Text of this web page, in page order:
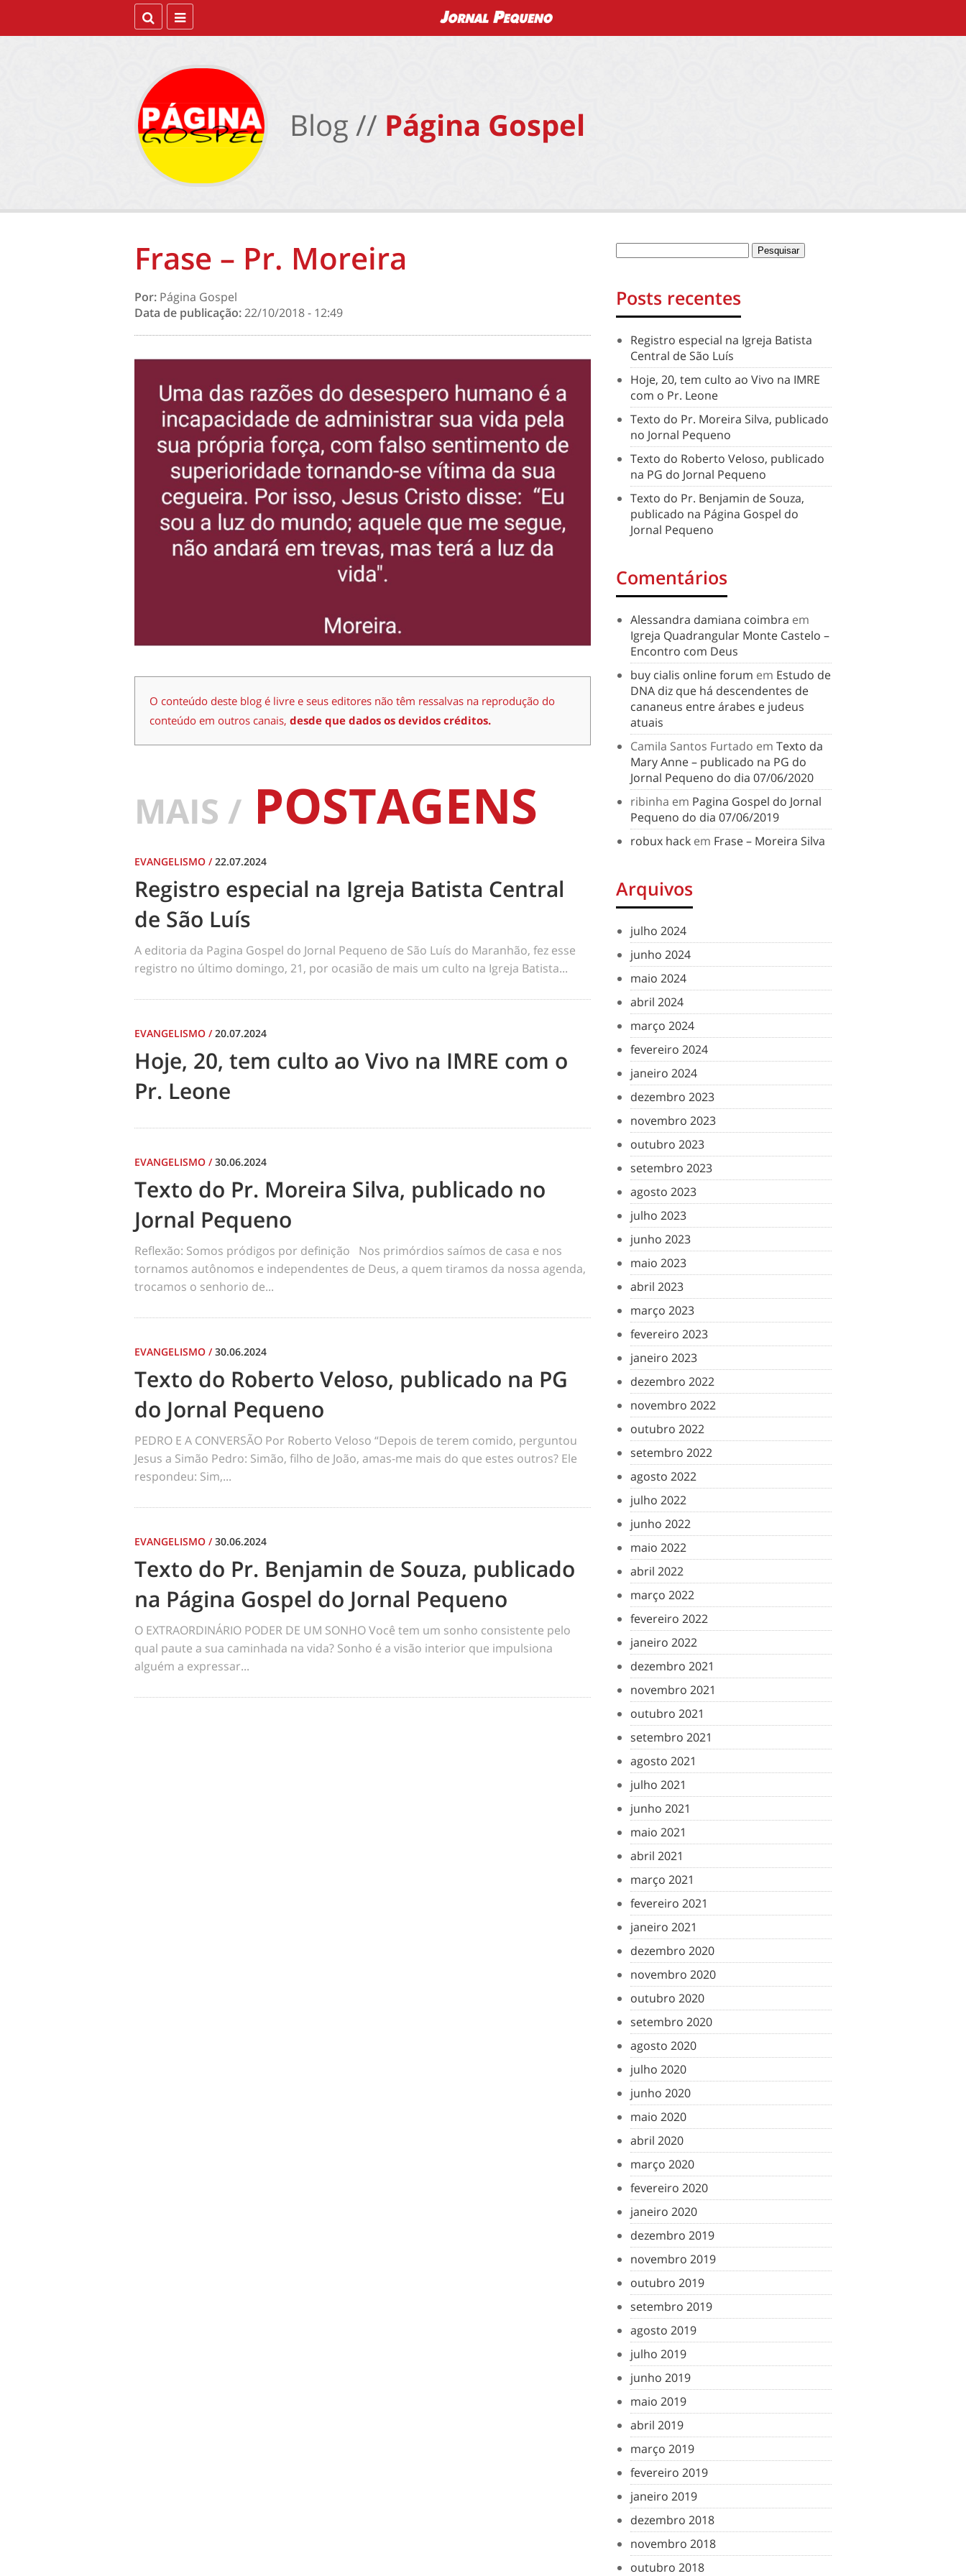
Blog // Página Gospel
Frase – Pr. Moreira
Por: Página Gospel
Data de publicação:22/10/2018 - 12:49
O conteúdo deste blog é livre e seus editores não têm ressalvas na reprodução do
conteúdo em outros canais, desde que dados os devidos créditos.
MAIS / POSTAGENS
EVANGELISMO /22.07.2024
Registro especial na Igreja Batista Central
de São Luís
A editoria da Pagina Gospel do Jornal Pequeno de São Luís do Maranhão, fez esse
registro no último domingo, 21, por ocasião de mais um culto na Igreja Batista...
EVANGELISMO /20.07.2024
Hoje, 20, tem culto ao Vivo na IMRE com o
Pr. Leone
EVANGELISMO /30.06.2024
Texto do Pr. Moreira Silva, publicado no
Jornal Pequeno
Reflexão: Somos pródigos por definição Nos primórdios saímos de casa e nos
tornamos autônomos e independentes de Deus, a quem tiramos da nossa agenda,
trocamos o senhorio de...
EVANGELISMO /30.06.2024
Texto do Roberto Veloso, publicado na PG
do Jornal Pequeno
PEDRO E A CONVERSÃO Por Roberto Veloso “Depois de terem comido, perguntou
Jesus a Simão Pedro: Simão, filho de João, amas-me mais do que estes outros? Ele
respondeu: Sim,...
EVANGELISMO /30.06.2024
Texto do Pr. Benjamin de Souza, publicado
na Página Gospel do Jornal Pequeno
O EXTRAORDINÁRIO PODER DE UM SONHO Você tem um sonho consistente pelo
qual paute a sua caminhada na vida? Sonho é a visão interior que impulsiona
alguém a expressar...
Posts recentes
Registro especial na Igreja Batista
Central de São Luís
Hoje, 20, tem culto ao Vivo na IMRE
com o Pr. Leone
Texto do Pr. Moreira Silva, publicado
no Jornal Pequeno
Texto do Roberto Veloso, publicado
na PG do Jornal Pequeno
Texto do Pr. Benjamin de Souza,
publicado na Página Gospel do
Jornal Pequeno
Comentários
Alessandra damiana coimbra em
Igreja Quadrangular Monte Castelo –
Encontro com Deus
buy cialis online forum em Estudo de
DNA diz que há descendentes de
cananeus entre árabes e judeus
atuais
Camila Santos Furtado em Texto da
Mary Anne – publicado na PG do
Jornal Pequeno do dia 07/06/2020
ribinha em Pagina Gospel do Jornal
Pequeno do dia 07/06/2019
robux hack em Frase – Moreira Silva
Arquivos
julho 2024
junho 2024
maio 2024
abril 2024
março 2024
fevereiro 2024
janeiro 2024
dezembro 2023
novembro 2023
outubro 2023
setembro 2023
agosto 2023
julho 2023
junho 2023
maio 2023
abril 2023
março 2023
fevereiro 2023
janeiro 2023
dezembro 2022
novembro 2022
outubro 2022
setembro 2022
agosto 2022
julho 2022
junho 2022
maio 2022
abril 2022
março 2022
fevereiro 2022
janeiro 2022
dezembro 2021
novembro 2021
outubro 2021
setembro 2021
agosto 2021
julho 2021
junho 2021
maio 2021
abril 2021
março 2021
fevereiro 2021
janeiro 2021
dezembro 2020
novembro 2020
outubro 2020
setembro 2020
agosto 2020
julho 2020
junho 2020
maio 2020
abril 2020
março 2020
fevereiro 2020
janeiro 2020
dezembro 2019
novembro 2019
outubro 2019
setembro 2019
agosto 2019
julho 2019
junho 2019
maio 2019
abril 2019
março 2019
fevereiro 2019
janeiro 2019
dezembro 2018
novembro 2018
outubro 2018